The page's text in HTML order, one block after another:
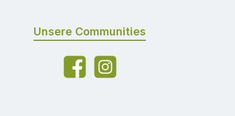
Unsere Communities
FacebookInstagram